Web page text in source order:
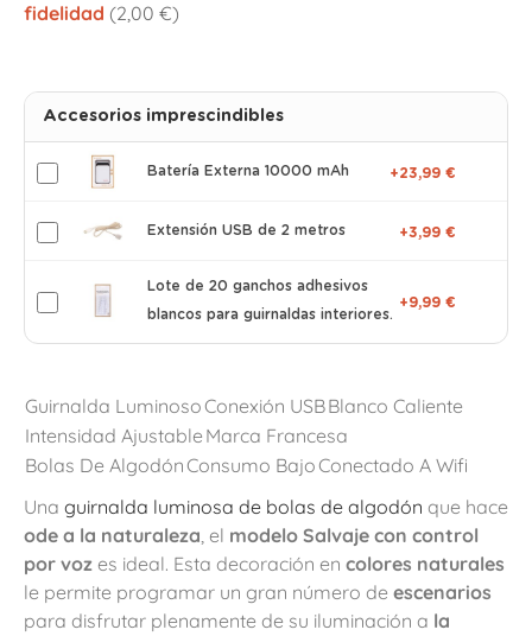
fidelidad (2,00 €)
Accesorios imprescindibles
Batería Externa 10000 mAh +23,99 €
Extensión USB de 2 metros +3,99 €
Lote de 20 ganchos adhesivos
blancos para guirnaldas interiores.
+9,99 €
Guirnalda LuminosoConexión USBBlanco Caliente
Intensidad Ajustable Marca Francesa
Bolas De AlgodónConsumo BajoConectado A Wifi
Una guirnalda luminosa de bolas de algodón que hace
ode a la naturaleza, el modelo Salvaje con control
por voz es ideal. Esta decoración en colores naturales
le permite programar un gran número de escenarios
para disfrutar plenamente de su iluminación a la